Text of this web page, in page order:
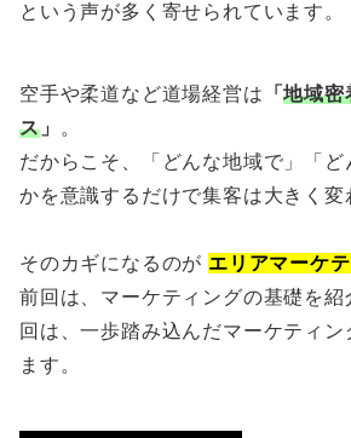
という声が多く寄せられています。
空手や柔道など道場経営は 「地域密
ス」
。
だからこそ、「どんな地域で」「ど
かを意識するだけで集客は大きく変
そのカギになるのが エリアマーケ
前回は、マーケティングの基礎を紹
回は、一歩踏み込んだマーケティン
ます。